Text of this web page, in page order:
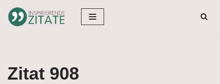
Zum
Zitat 908